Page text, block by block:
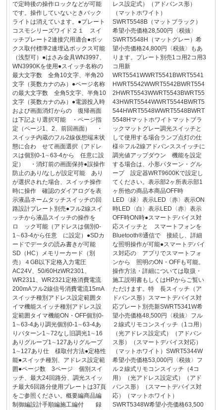
で定時後の操作ロックなどが可能
です。操作していないときバック
ライトは消えています。●プレート
コスモシリーズワイド２１ スイ
ッチプレート2連接穴用適合●ボッ
クス取付標準2連埋込ボックス可能
（浅型可）●はさみ金具WN3997、
WN3990Kを使用●スイッチ名称の
最大文字数 全角10文字、半角20
文字（英数カナのみ）●ページ名称
の最大文字数 全角5文字、半角10
文字（英数カナのみ）●電源投入時
および画面消灯からの 復帰画面
は下記より選択可能 ・ページ指
定（ページ1、2、前回画面） ・
スイッチ内蔵のフル2線仮想端末状
態に合わ せて画面選択（アドレ
スは個別0-1∼63-4から 任意に設
定） ・消灯前の画面保持●誤操作
防止のあり/なしが設定可能 あり
が選択された場合、スイッチ操作
時に操作 確認のダイアログを表
示液晶ネームタッチスイッチの回
路設計プレート別売●フル2線スイ
ッチから液晶スイッチの操作を
ロ ック可能（アドレスは個別0-
1∼63-4から任意 に設定）●SDカ
ードでデータの読み書きが可能
SD（HC）メモリーカード（別
売）４GB以下定格入力電圧
AC24V、50/60HzWR2301、
WR2311、WR2321定格消費電流
200mAフル2線信号消費電流15mA
スイッチ種別アドレス設定範囲タ
イマ機能スイッチ種別アドレス設
定範囲タイマ機能ON・OFF個別0-
1∼63-4あり調光個別0-1∼63-4あ
りパターン1∼72なし旧調光1∼16
ありグループ1∼127ありグループ
1∼127あり仕 様取付方法●定格性
能●スイッチ種別、アドレス設定範
囲●ページ数 3ページ 個別スイ
ッチ、最大24回路分、調光スイッ
チ最大6回路分使用プレートは37頁
をご参照ください。概要編商品編
制御編設計手順編施工編付 録
レス設定式）（アドバンス形）
（マットホワイト）
SWRT5548B（マットブラック）
希望小売価格28,500円〈税抜〉
SWRT5548H（マットグレー）希
望小売価格24,800円〈税抜〉もあ
ります。プレート別売1コ用2コ用3
コ用新
WRT5541WWRT5541BWRT5541
HWRT5542WWRT5542BWRT554
2HWRT5543WWRT5543BWRT55
43HWRT5544WWRT5544BWRT5
544HWRT5548WWRT5548BWRT
5548Hマットホワイトマットブラ
ックマットグレー調光スイッチと
して使用する場合ランプ点灯の仕
様※フル2線アドバンススイッチに
調光値アップダウン 機能を設定
する場合は、小形パターン・グル
ープ 設定器WRT9600Kで設定し
てください。表示部2ヶ所表示部1
ヶ所他の商品本商品OFF時
LED〈緑〉表示LED〈赤〉表示ON
時LED〈白〉表示LED〈赤〉表示
OFF時ON時●スマートデバイス対
応スイッチと スマートフォンを
Bluetooth®通信で 接続し、詳細
な照明操作が可能●スマートデバイ
ス対応の アプリでスマートフォ
ンから 照明のON・OFFも可能。
操作方法・詳細については取扱・
施工説明書もしくはHPからご覧い
ただけます。特 長スイッチ（ア
ドバンス形）スマートデバイス対
応プレート別売新SWRT5341W希
望小売価格48,500円〈税抜〉フル
２線式リモコンスイッチ（1コ用）
（光アドレス設定式）（アドバン
ス形）（スマートデバイス対応）
（マットホワイト）SWRT5344W
希望小売価格53,000円〈税抜〉フ
ル２線式リモコンスイッチ（4コ
用）（光アドレス設定式）（アド
バンス形）（スマートデバイス対
応）（マットホワイト）
SWRT5348W希望小売価格63,500